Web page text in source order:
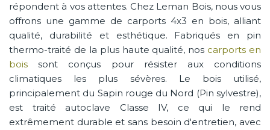
répondent à vos attentes. Chez Leman Bois, nous vous
offrons une gamme de carports 4x3 en bois, alliant
qualité, durabilité et esthétique. Fabriqués en pin
thermo-traité de la plus haute qualité, nos carports en
bois sont conçus pour résister aux conditions
climatiques les plus sévères. Le bois utilisé,
principalement du Sapin rouge du Nord (Pin sylvestre),
est traité autoclave Classe IV, ce qui le rend
extrêmement durable et sans besoin d'entretien, avec